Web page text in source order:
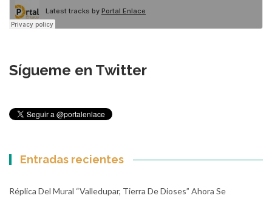
Sígueme en Twitter
Entradas recientes
Réplica Del Mural “Valledupar, Tierra De Dioses” Ahora Se